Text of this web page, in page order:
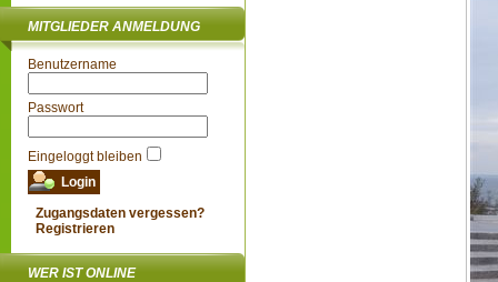
MITGLIEDER ANMELDUNG
Benutzername
Passwort
Eingeloggt bleiben
Zugangsdaten vergessen?
Registrieren
WER IST ONLINE